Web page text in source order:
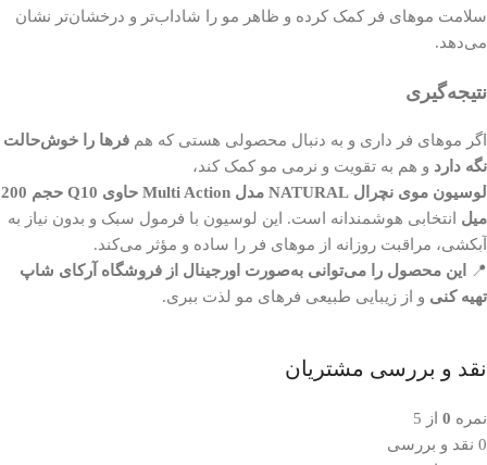
سلامت موهای فر کمک کرده و ظاهر مو را شاداب‌تر و درخشان‌تر نشان
می‌دهد.
نتیجه‌گیری
اگر موهای فر داری و به دنبال محصولی هستی که هم فرها را خوش‌حالت
نگه دارد و هم به تقویت و نرمی مو کمک کند،
لوسیون موی نچرال NATURAL مدل Multi Action حاوی Q10 حجم 200
میل انتخابی هوشمندانه است. این لوسیون با فرمول سبک و بدون نیاز به
آبکشی، مراقبت روزانه از موهای فر را ساده و مؤثر می‌کند.
📍
این محصول را می‌توانی به‌صورت اورجینال از فروشگاه آرکای شاپ
تهیه کنی و از زیبایی طبیعی فرهای مو لذت ببری.
نقد و بررسی مشتریان
نمره 0 از 5
0 نقد و بررسی